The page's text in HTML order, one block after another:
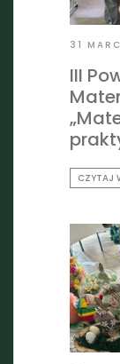
31
III
CZYTAJ